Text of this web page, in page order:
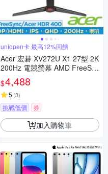
uniopen卡 最高12%回饋
Acer 宏碁 XV272U X1 27型 2K
200Hz 電競螢幕 AMD FreeSyn
c Premium
$4,488
5 (3)
挑戰低價 券
加入購物車